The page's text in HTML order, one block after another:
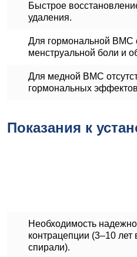
Быстрое
удаления.
Для гормональной ВМС
менструальной боли и
Для медной ВМС
гормональных
Показания к
Необходимость
контрацепции (3–10 лет
спирали).